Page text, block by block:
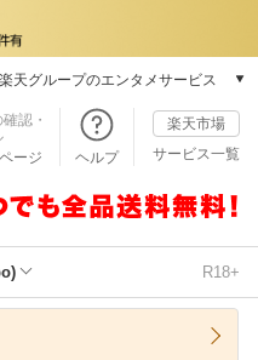
楽天グループのエンタメサービス
本/ゲーム/CD/DVD
楽天ブックス
楽天Kobo
楽天ミュージック
認・
ージ
ヘルプ
楽天市場
サービス一覧
R18+